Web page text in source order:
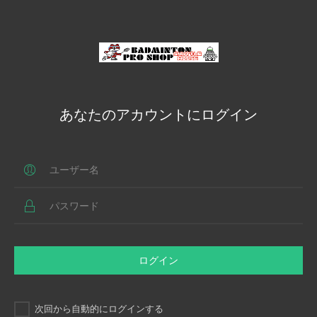
あなたのアカウントにログイン
ログイン
次回から自動的にログインする